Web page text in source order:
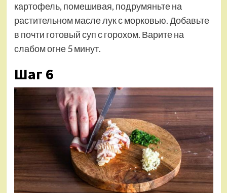
картофель, помешивая, подрумяньте на
растительном масле лук с морковью. Добавьте
в почти готовый суп с горохом. Варите на
слабом огне 5 минут.
Шаг 6